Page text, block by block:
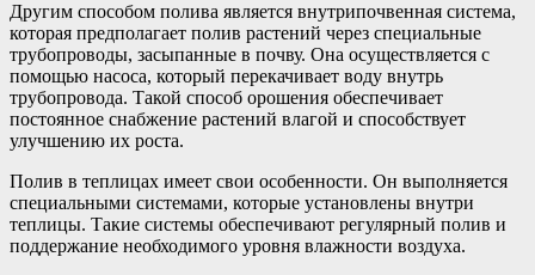
Другим способом полива является внутрипочвенная система,
которая предполагает полив растений через специальные
трубопроводы, засыпанные в почву. Она осуществляется с
помощью насоса, который перекачивает воду внутрь
трубопровода. Такой способ орошения обеспечивает
постоянное снабжение растений влагой и способствует
улучшению их роста.
Полив в теплицах имеет свои особенности. Он выполняется
специальными системами, которые установлены внутри
теплицы. Такие системы обеспечивают регулярный полив и
поддержание необходимого уровня влажности воздуха.